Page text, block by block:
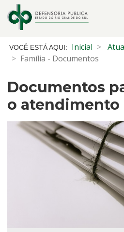
para
para
menu
para
Início
conteúdo
Inicial
Família - Documentos
Documentos
o atendimento